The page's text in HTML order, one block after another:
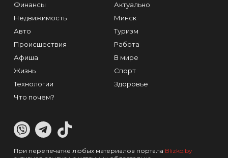
Финансы
Недвижимость
Авто
Происшествия
Афиша
Жизнь
Технологии
Что почем?
Актуально
Минск
Туризм
Работа
В мире
Спорт
Здоровье
При перепечатке любых материалов портала Blizko.by